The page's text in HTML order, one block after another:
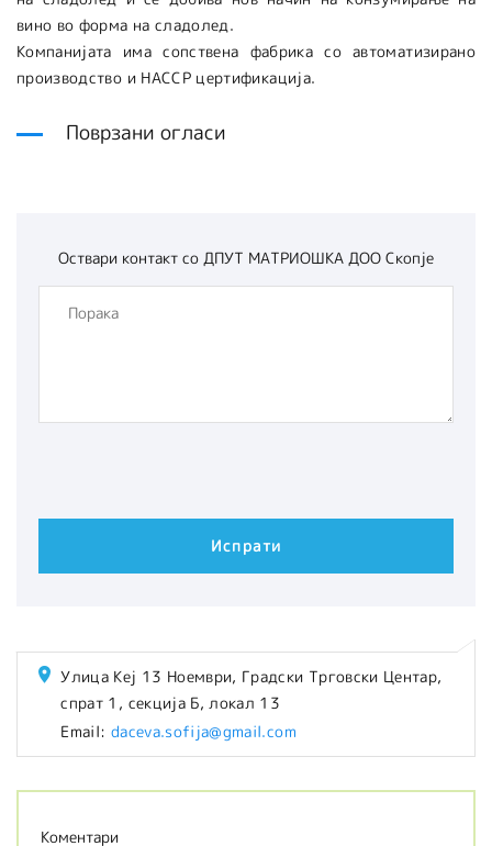
вино во форма на сладолед.
Компанијата има сопствена фабрика со автоматизирано
производство и HACCP цертификација.
Поврзани огласи
Оствари контакт со ДПУТ МАТРИОШКА ДОО Скопје
Улица Кеј 13 Ноември, Градски Трговски Центар,
спрат 1, секција Б, локал 13
Email: daceva.sofija@gmail.com
Коментари